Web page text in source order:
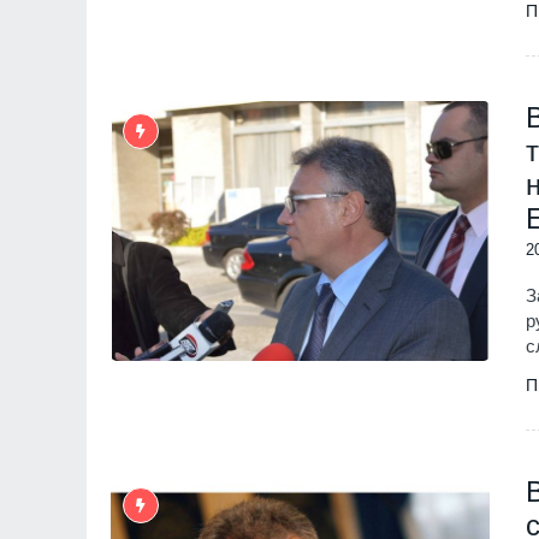
Проект RESCALE
малки и средни
България и
развитие на
Бизнес и финанси
11
Общинският съвет
одобри
служебни
Сливен
превърне в най-